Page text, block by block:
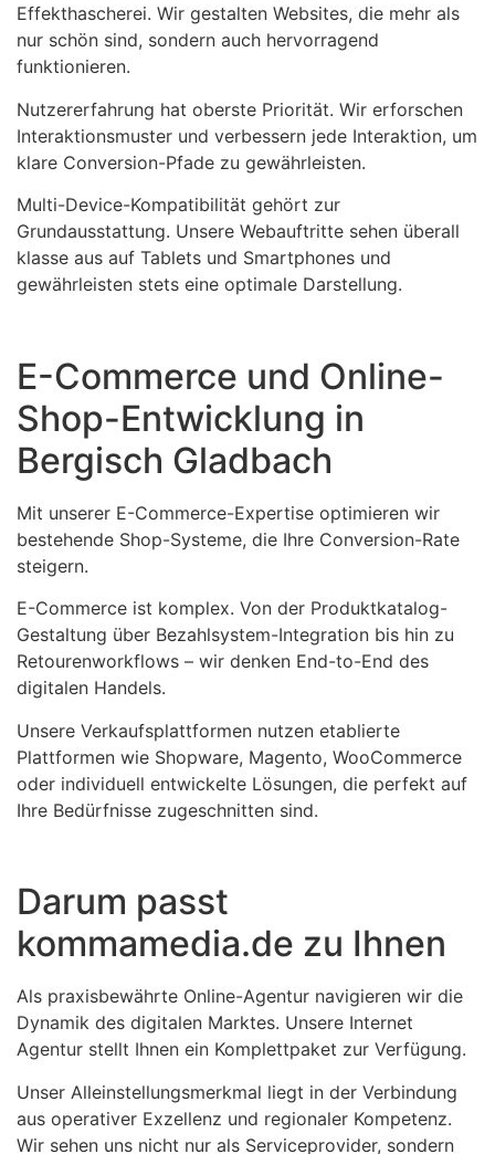
Effekthascherei. Wir gestalten Websites, die mehr als
nur schön sind, sondern auch hervorragend
funktionieren.
Nutzererfahrung hat oberste Priorität. Wir erforschen
Interaktionsmuster und verbessern jede Interaktion, um
klare Conversion-Pfade zu gewährleisten.
Multi-Device-Kompatibilität gehört zur
Grundausstattung. Unsere Webauftritte sehen überall
klasse aus auf Tablets und Smartphones und
gewährleisten stets eine optimale Darstellung.
E-Commerce und Online-
Shop-Entwicklung in
Bergisch Gladbach
Mit unserer E-Commerce-Expertise optimieren wir
bestehende Shop-Systeme, die Ihre Conversion-Rate
steigern.
E-Commerce ist komplex. Von der Produktkatalog-
Gestaltung über Bezahlsystem-Integration bis hin zu
Retourenworkflows – wir denken End-to-End des
digitalen Handels.
Unsere Verkaufsplattformen nutzen etablierte
Plattformen wie Shopware, Magento, WooCommerce
oder individuell entwickelte Lösungen, die perfekt auf
Ihre Bedürfnisse zugeschnitten sind.
Darum passt
kommamedia.de zu Ihnen
Als praxisbewährte Online-Agentur navigieren wir die
Dynamik des digitalen Marktes. Unsere Internet
Agentur stellt Ihnen ein Komplettpaket zur Verfügung.
Unser Alleinstellungsmerkmal liegt in der Verbindung
aus operativer Exzellenz und regionaler Kompetenz.
Wir sehen uns nicht nur als Serviceprovider, sondern